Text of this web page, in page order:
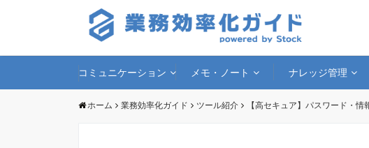
コミュニケーション メモ・ノート ナレッジ管理
ホーム 業務効率化ガイド ツール紹介 【高セキュア】パスワード・